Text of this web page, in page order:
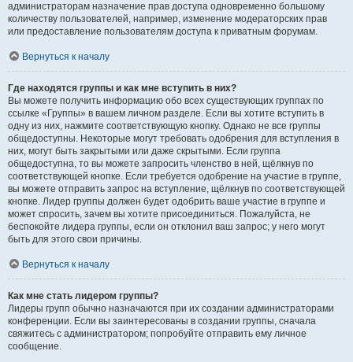
администраторам назначение прав доступа одновременно большому
количеству пользователей, например, изменение модераторских прав
или предоставление пользователям доступа к приватным форумам.
Вернуться к началу
Где находятся группы и как мне вступить в них?
Вы можете получить информацию обо всех существующих группах по
ссылке «Группы» в вашем личном разделе. Если вы хотите вступить в
одну из них, нажмите соответствующую кнопку. Однако не все группы
общедоступны. Некоторые могут требовать одобрения для вступления в
них, могут быть закрытыми или даже скрытыми. Если группа
общедоступна, то вы можете запросить членство в ней, щёлкнув по
соответствующей кнопке. Если требуется одобрение на участие в группе,
вы можете отправить запрос на вступление, щёлкнув по соответствующей
кнопке. Лидер группы должен будет одобрить ваше участие в группе и
может спросить, зачем вы хотите присоединиться. Пожалуйста, не
беспокойте лидера группы, если он отклонил ваш запрос; у него могут
быть для этого свои причины.
Вернуться к началу
Как мне стать лидером группы?
Лидеры групп обычно назначаются при их создании администраторами
конференции. Если вы заинтересованы в создании группы, сначала
свяжитесь с администратором; попробуйте отправить ему личное
сообщение.